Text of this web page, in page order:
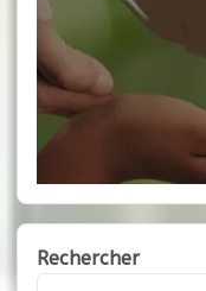
Rechercher